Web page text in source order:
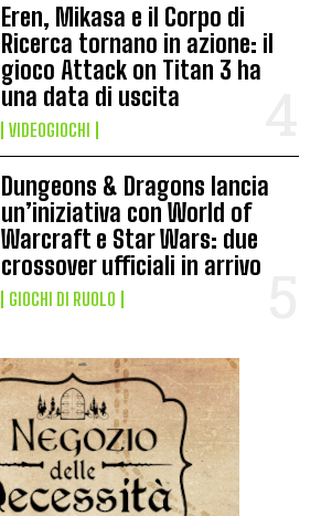
Eren, Mikasa e il Corpo di
Ricerca tornano in azione: il
gioco Attack on Titan 3 ha
una data di uscita
VIDEOGIOCHI
Dungeons & Dragons lancia
un’iniziativa con World of
Warcraft e Star Wars: due
crossover ufficiali in arrivo
GIOCHI DI RUOLO